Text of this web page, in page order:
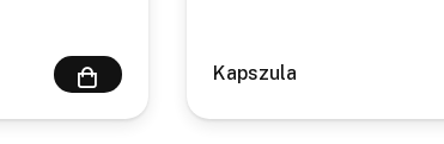
Kapszula